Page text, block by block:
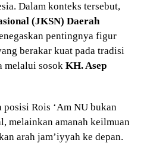
Dalam konteks tersebut,
(JKSN) Daerah
pentingnya figur
berakar kuat pada tradisi
melalui sosokKH. Asep
Rois ‘Am NU bukan
melainkan amanah keilmuan
arah jam’iyyah ke depan.